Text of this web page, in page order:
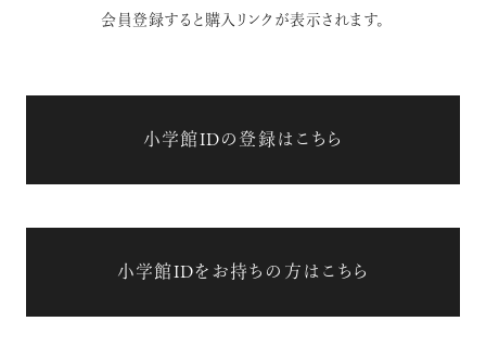
会員登録すると購入リンクが表示されます。
小学館IDの登録はこちら
小学館IDをお持ちの方はこちら